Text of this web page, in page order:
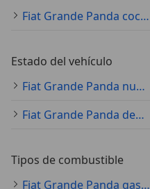
Fiat Grande Panda coche pequeño
Estado del vehículo
Fiat Grande Panda nuevo
Fiat Grande Panda demostración
Tipos de combustible
Fiat Grande Panda gasolina